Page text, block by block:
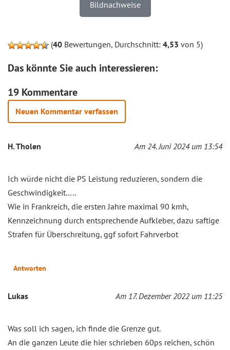
Bildnachweise
(40 Bewertungen, Durchschnitt: 4,53 von 5)
Das könnte Sie auch interessieren:
19 Kommentare
Neuen Kommentar verfassen
H. Tholen Am 24. Juni 2024 um 13:54
Ich würde nicht die PS Leistung reduzieren, sondern die
Geschwindigkeit…..
Wie in Frankreich, die ersten Jahre maximal 90 kmh,
Kennzeichnung durch entsprechende Aufkleber, dazu saftige
Strafen für Überschreitung, ggf sofort Fahrverbot
Antworten
Lukas Am 17. Dezember 2022 um 11:25
Was soll ich sagen, ich finde die Grenze gut.
An die ganzen Leute die hier schrieben 60ps reichen, schön